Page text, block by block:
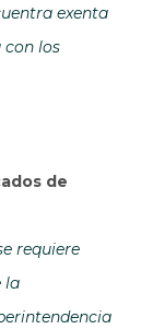
exenta
los
de
requiere
la